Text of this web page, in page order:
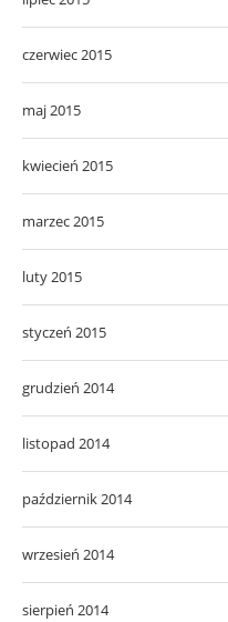
czerwiec 2015
maj 2015
kwiecień 2015
marzec 2015
luty 2015
styczeń 2015
grudzień 2014
listopad 2014
październik 2014
wrzesień 2014
sierpień 2014